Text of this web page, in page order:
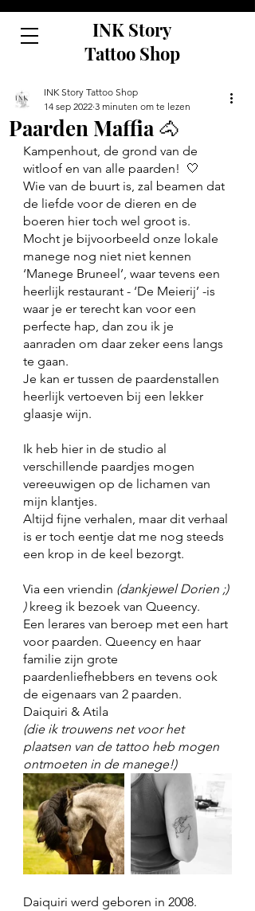
INK Story
Tattoo Shop
Paarden Maffia 🐴
INK Story Tattoo Shop
14 sep 2022 3 minuten om te lezen
Kampenhout, de grond van de
witloof en van alle paarden!  🤍
Wie van de buurt is, zal beamen dat
de liefde voor de dieren en de
boeren hier toch wel groot is.
Mocht je bijvoorbeeld onze lokale
manege nog niet niet kennen
‘Manege Bruneel’, waar tevens een
heerlijk restaurant - ‘De Meierij’ -is
waar je er terecht kan voor een
perfecte hap, dan zou ik je
aanraden om daar zeker eens langs
te gaan.
Je kan er tussen de paardenstallen
heerlijk vertoeven bij een lekker
glaasje wijn.
Ik heb hier in de studio al
verschillende paardjes mogen
vereeuwigen op de lichamen van
mijn klantjes.
Altijd fijne verhalen, maar dit verhaal
is er toch eentje dat me nog steeds
een krop in de keel bezorgt.
Via een vriendin (dankjewel Dorien ;)
) kreeg ik bezoek van Queency.
Een lerares van beroep met een hart
voor paarden. Queency en haar
familie zijn grote
paardenliefhebbers en tevens ook
de eigenaars van 2 paarden.
Daiquiri & Atila
(die ik trouwens net voor het
plaatsen van de tattoo heb mogen
ontmoeten in de manege!)
Daiquiri werd geboren in 2008.